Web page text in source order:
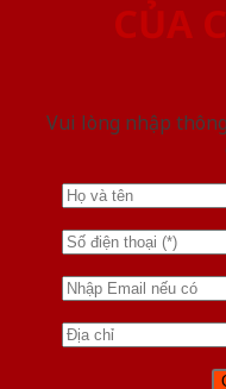
CỦA
Vui lòng nhập